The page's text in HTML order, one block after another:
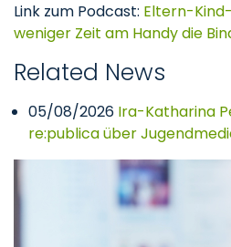
Link zum Podcast: Eltern-
weniger Zeit am Handy die
Related News
05/08/2026 Ira-Katharina
re:publica über